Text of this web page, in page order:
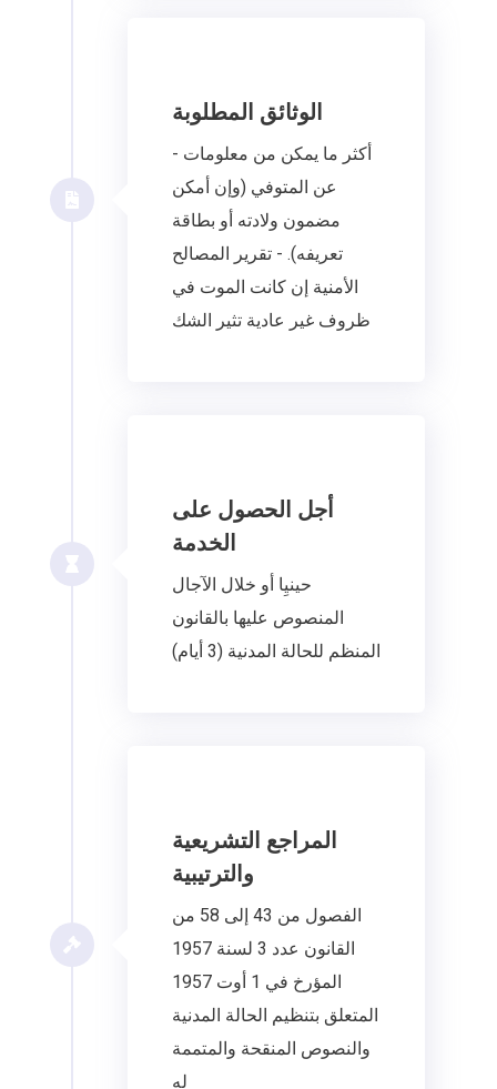
الوثائق المطلوبة
- أكثر ما يمكن من معلومات
عن المتوفي (وإن أمكن
مضمون ولادته أو بطاقة
تعريفه). - تقرير المصالح
الأمنية إن كانت الموت في
ظروف غير عادية تثير الشك
أجل الحصول على
الخدمة
حينيِا أو خلال الآجال
المنصوص عليها بالقانون
المنظم للحالة المدنية (3 أيام)
المراجع التشريعية
والترتيبية
الفصول من 43 إلى 58 من
القانون عدد 3 لسنة 1957
المؤرخ في 1 أوت 1957
المتعلق بتنظيم الحالة المدنية
والنصوص المنقحة والمتممة
له